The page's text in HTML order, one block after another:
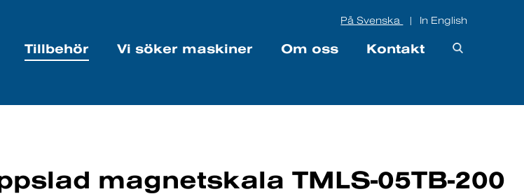
På Svenska In English
Tillbehör Vi söker maskiner Om oss Kontakt
magnetskala TMLS-05TB-200